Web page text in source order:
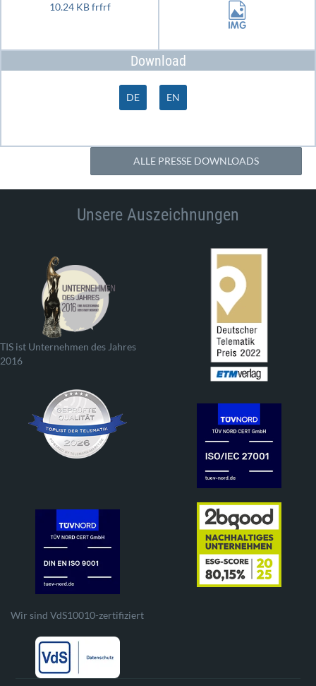
10.24 KB frfrf
Download
DE EN
ALLE PRESSE DOWNLOADS
Unsere Auszeichnungen
TIS ist Unternehmen des Jahres
2016
Wir sind VdS10010-zertifiziert